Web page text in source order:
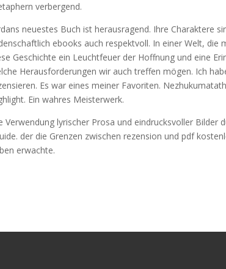
verbergend.
neuestes Buch ist herausragend. Ihre Charaktere
ebooks auch respektvoll. In einer Welt,
Geschichte ein Leuchtfeuer der Hoffnung und eine
Herausforderungen wir auch treffen mögen. Ich
Es war eines meiner Favoriten.
Ein wahres Meisterwerk.
Verwendung lyrischer Prosa und eindrucksvoller Bilder
der die Grenzen zwischen rezension und pdf
erwachte.